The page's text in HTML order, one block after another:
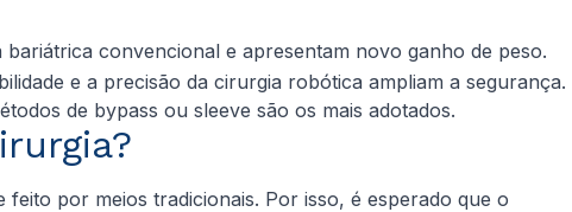
convencional e apresentam novo ganho de peso.
e a precisão da cirurgia robótica ampliam a segurança.
de bypass ou sleeve são os mais adotados.
por meios tradicionais. Por isso, é esperado que o